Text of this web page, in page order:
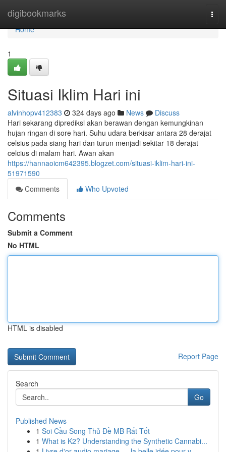
digibookmarks
Home
Home
1
Situasi Iklim Hari ini
alvinhopv412383 324 days ago News
Discuss
Hari sekarang diprediksi akan berawan dengan kemungkinan
hujan ringan di sore hari. Suhu udara berkisar antara 28 derajat
celsius pada siang hari dan turun menjadi sekitar 18 derajat
celcius di malam hari. Awan akan
https://hannaoicm642395.blogzet.com/situasi-iklim-hari-ini-
51971590
Comments
Who Upvoted
Comments
Submit a Comment
No HTML
HTML is disabled
Report Page
Search
Go
Published News
1 Soi Cầu Song Thủ Đề MB Rất Tốt
1 What is K2? Understanding the Synthetic Cannabi...